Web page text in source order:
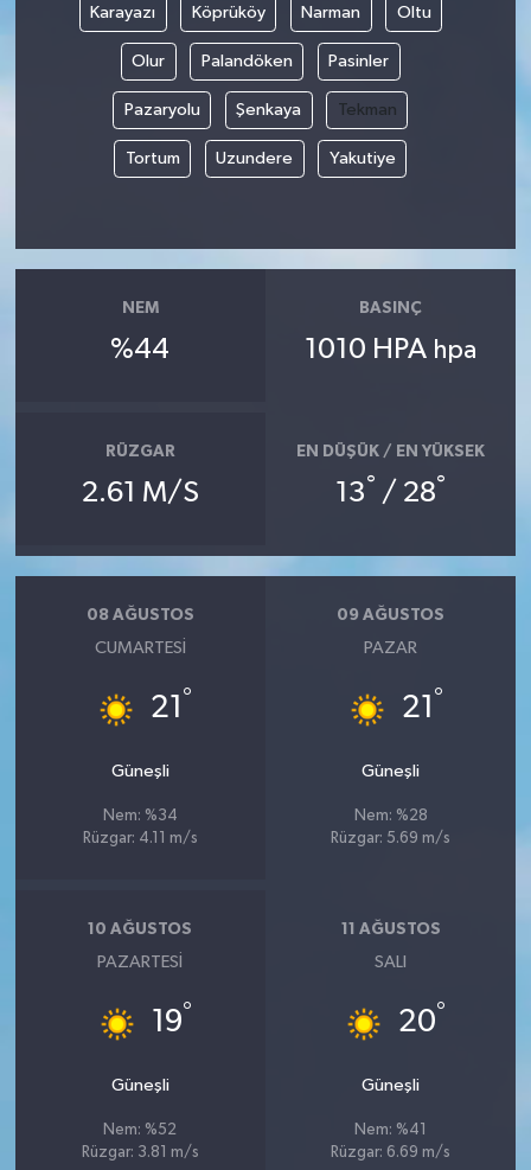
Karayazı Köprüköy Narman Oltu
Olur Palandöken Pasinler
Pazaryolu Şenkaya Tekman
Tortum Uzundere Yakutiye
NEM
%44
BASINÇ
1010 HPA hpa
RÜZGAR
2.61 M/S
EN DÜŞÜK / EN YÜKSEK
13° / 28°
08 AĞUSTOS
CUMARTESI
21 °
Güneşli
Nem: %34
Rüzgar: 4.11 m/s
09 AĞUSTOS
PAZAR
21 °
Güneşli
Nem: %28
Rüzgar: 5.69 m/s
10 AĞUSTOS
PAZARTESI
19°
Güneşli
Nem: %52
Rüzgar: 3.81 m/s
11 AĞUSTOS
SALI
20°
Güneşli
Nem: %41
Rüzgar: 6.69 m/s
YUNUSEMRE
MANİSA'YI KEŞFET
TÜRKİYE'DE TREND HABERLER
ÖZEL HABER